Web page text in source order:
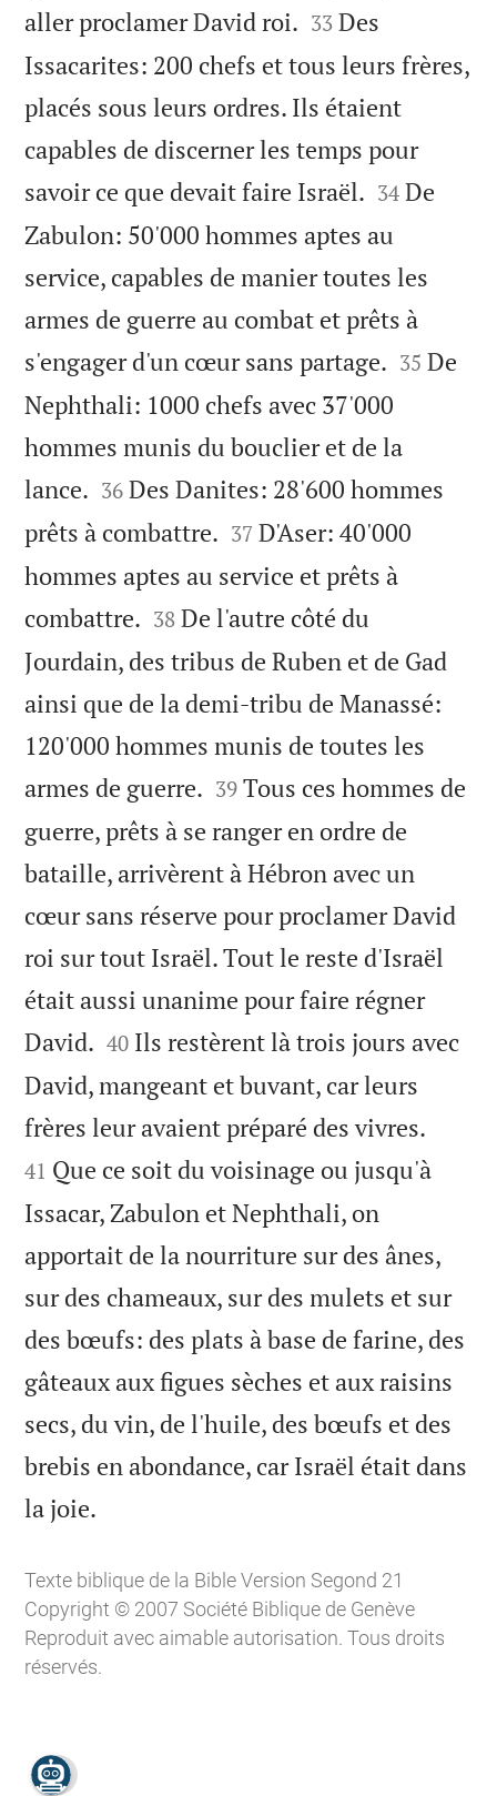
aller proclamer David roi. 

33 Des
Issacarites: 200 chefs et tous leurs frères,
placés sous leurs ordres. Ils étaient
capables de discerner les temps pour
savoir ce que devait faire Israël. 

34 De
Zabulon: 50'000 hommes aptes au
service, capables de manier toutes les
armes de guerre au combat et prêts à
s'engager d'un cœur sans partage. 

35 De
Nephthali: 1000 chefs avec 37'000
hommes munis du bouclier et de la
lance. 

36 Des Danites: 28'600 hommes
prêts à combattre. 

37 D'Aser: 40'000
hommes aptes au service et prêts à
combattre. 

38 De l'autre côté du
Jourdain, des tribus de Ruben et de Gad
ainsi que de la demi-tribu de Manassé:
120'000 hommes munis de toutes les
armes de guerre. 

39 Tous ces hommes de
guerre, prêts à se ranger en ordre de
bataille, arrivèrent à Hébron avec un
cœur sans réserve pour proclamer David
roi sur tout Israël. Tout le reste d'Israël
était aussi unanime pour faire régner
David. 

40 Ils restèrent là trois jours avec
David, mangeant et buvant, car leurs
frères leur avaient préparé des vivres.
41 Que ce soit du voisinage ou jusqu'à
Issacar, Zabulon et Nephthali, on
apportait de la nourriture sur des ânes,
sur des chameaux, sur des mulets et sur
des bœufs: des plats à base de farine, des
gâteaux aux figues sèches et aux raisins
secs, du vin, de l'huile, des bœufs et des
brebis en abondance, car Israël était dans
la joie.
Texte biblique de la Bible Version Segond 21
Copyright © 2007 Société Biblique de Genève
Reproduit avec aimable autorisation. Tous droits
réservés.